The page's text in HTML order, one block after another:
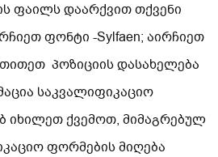
ფაილს დაარქვით თქვენი
ფონტი -Sylfaen; აირჩიეთ
პოზიციის დასახელება
საკვალიფიკაციო
იხილეთ ქვემოთ, მიმაგრებულ
ფორმების მიღება